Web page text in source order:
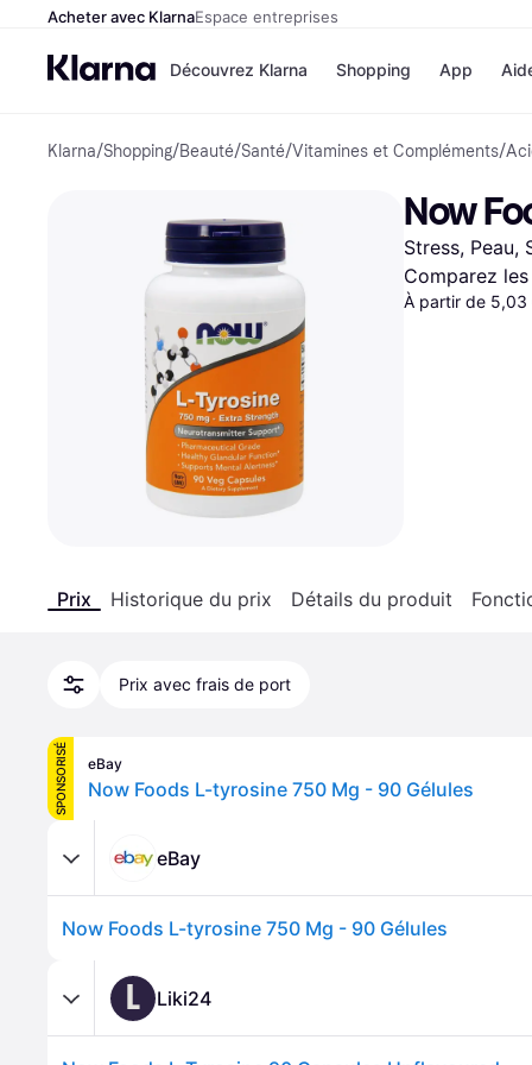
Acheter avec KlarnaEspace entreprises
Découvrez Klarna
Options de
paiement
Payer maintenant
Paiement en 3 fois
Paiement à 30 jours
Klarna sur Apple Pay
Shopping
Magasins
Airbnb
Temu
JD Sports
App
Klarna/Shopping/Beauté/Santé/Vitamines et Compléments/
Now
Stress, Peau,
Comparez
À partir de 5,03
Prix Historique du prix Détails du produit
Prix avec frais de port
SPONSORISÉ eBay
Now Foods L-tyrosine 750 Mg - 90 Gélules
eBay
Now Foods L-tyrosine 750 Mg - 90 Gélules
L Liki24